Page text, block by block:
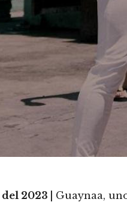
2023 |
Guaynaa,